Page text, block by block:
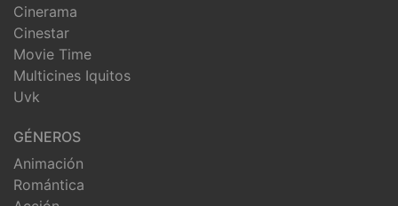
Cinerama
Cinestar
Movie Time
Multicines Iquitos
Uvk
GÉNEROS
Animación
Romántica